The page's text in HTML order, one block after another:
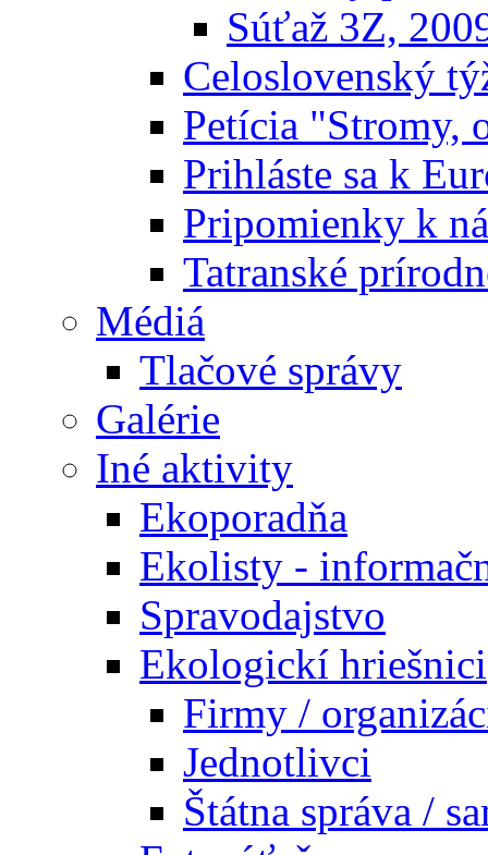
Súťaž 3Z,
Celoslovenský
Petícia "Stromy,
Prihláste sa k
Pripomienky k
Tatranské
Médiá
Tlačové správy
Galérie
Iné aktivity
Ekoporadňa
Ekolisty -
Spravodajstvo
Ekologickí hriešnici
Firmy /
Jednotlivci
Štátna správa /